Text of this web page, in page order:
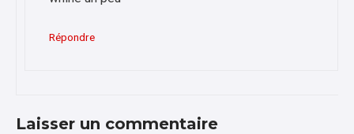
Répondre
Laisser un commentaire